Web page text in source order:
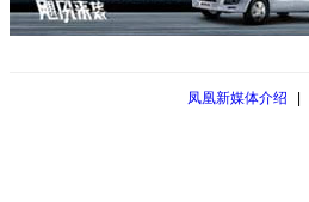
凤凰新媒体介绍 |